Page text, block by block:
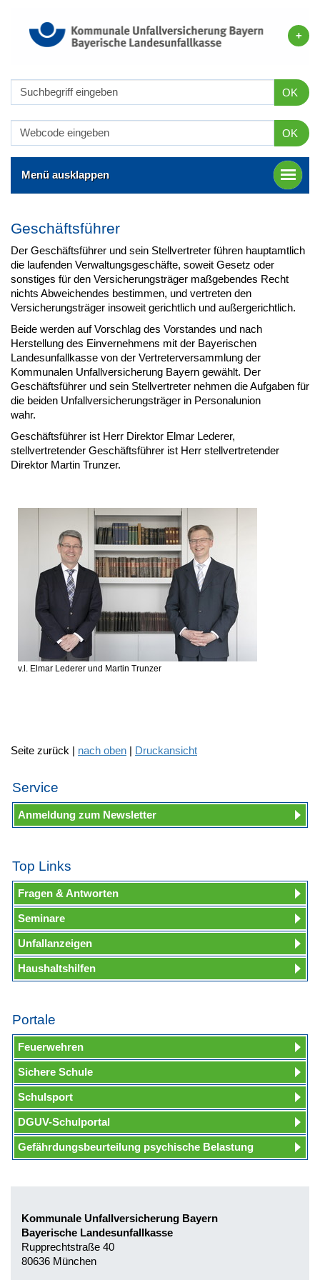
OK
OK
Menü ausklappen
Geschäftsführer
Der Geschäftsführer und sein Stellvertreter führen hauptamtlich
die laufenden Verwaltungsgeschäfte, soweit Gesetz oder
sonstiges für den Versicherungsträger maßgebendes Recht
nichts Abweichendes bestimmen, und vertreten den
Versicherungsträger insoweit gerichtlich und außergerichtlich.
Beide werden auf Vorschlag des Vorstandes und nach
Herstellung des Einvernehmens mit der Bayerischen
Landesunfallkasse von der Vertreterversammlung der
Kommunalen Unfallversicherung Bayern gewählt. Der
Geschäftsführer und sein Stellvertreter nehmen die Aufgaben für
die beiden Unfallversicherungsträger in Personalunion
wahr.
Geschäftsführer ist Herr Direktor Elmar Lederer,
stellvertretender Geschäftsführer ist Herr stellvertretender
Direktor Martin Trunzer.
v.l. Elmar Lederer und Martin Trunzer
Seite zurück | nach oben | Druckansicht
Service
Anmeldung zum Newsletter
Top Links
Fragen & Antworten
Seminare
Unfallanzeigen
Haushaltshilfen
Portale
Feuerwehren
Sichere Schule
Schulsport
DGUV-Schulportal
Gefährdungsbeurteilung psychische Belastung
Kommunale Unfallversicherung Bayern
Bayerische Landesunfallkasse
Rupprechtstraße 40
80636 München